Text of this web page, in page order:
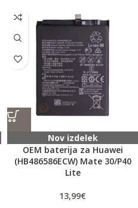
Nov izdelek
OEM baterija za Huawei
(HB486586ECW) Mate 30/P40
Lite
13,99€